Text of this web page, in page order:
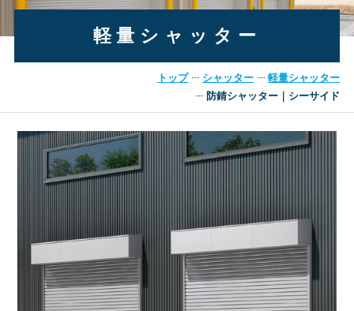
軽量シャッター
トップ シャッター
軽量シャッター
防錆シャッター｜シーサイド